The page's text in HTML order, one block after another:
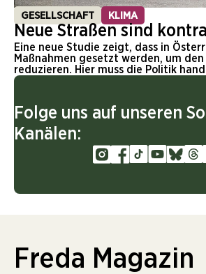
GESELLSCHAFT KLIMA
Neue Straßen sind
Eine neue Studie zeigt, dass in
Maßnahmen gesetzt werden, um den
reduzieren. Hier muss die Politik
Folge uns auf unseren
Kanälen:
Freda Magazin